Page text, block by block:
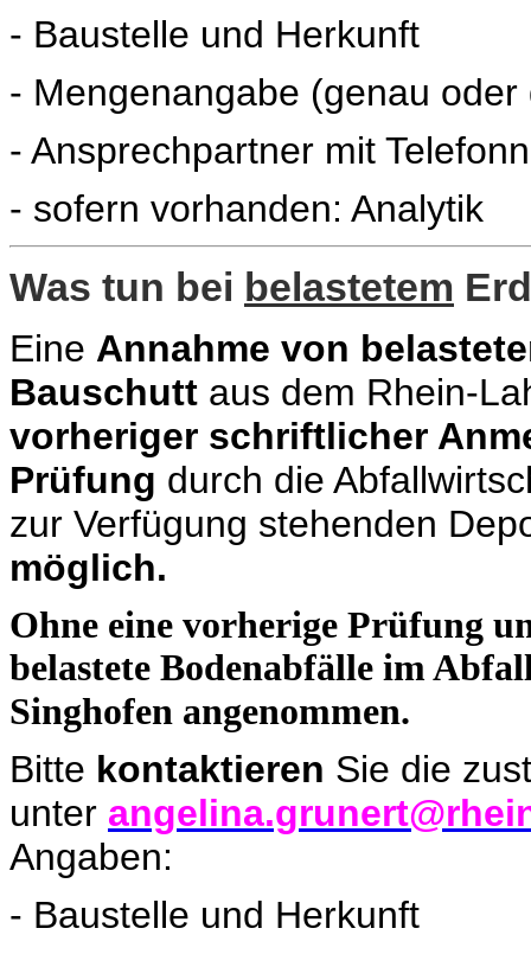
- Baustelle und Herkunft
- Mengenangabe (genau oder
- Ansprechpartner mit
- sofern vorhanden: Analytik
Was tun bei belastetem
Eine Annahme von
Bauschutt aus dem Rhein-
vorheriger schriftlicher
Prüfung durch die
zur Verfügung stehenden
möglich.
Ohne eine vorherige Prüfung
belastete Bodenabfälle im
Singhofen angenommen.
Bitte kontaktieren Sie die
unter
Angaben:
- Baustelle und Herkunft